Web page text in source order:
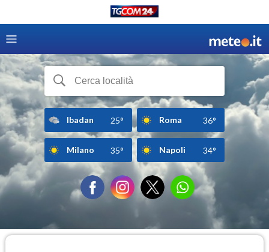
Ibadan 25° Roma 36°
Milano 35° Napoli 34°